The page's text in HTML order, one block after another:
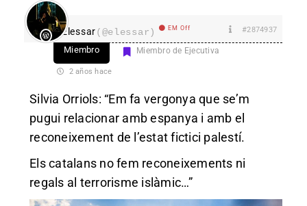
Elessar(@elessar) EM Off #2874937
Miembro Miembro de Ejecutiva
2 años hace
Silvia Orriols: “Em fa vergonya que se’m
pugui relacionar amb espanya i amb el
reconeixement de l’estat fictici palestí.
Els catalans no fem reconeixements ni
regals al terrorisme islàmic…”